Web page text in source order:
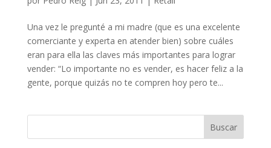
Una vez le pregunté a mi madre (que es una excelente
comerciante y experta en atender bien) sobre cuáles
eran para ella las claves más importantes para lograr
vender: “Lo importante no es vender, es hacer feliz a la
gente, porque quizás no te compren hoy pero te...
Buscar